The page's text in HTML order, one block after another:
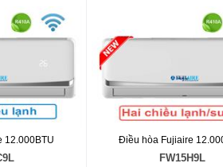
12.000BTU Điều hòa Fujiaire
FW15H9L